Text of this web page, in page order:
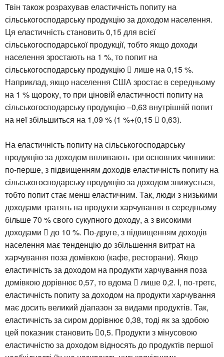
Твін також розрахував еластичність попиту на
сільськогосподарську продукцію за доходом населення.
Ця еластичність становить 0,15 для всієї
сільськогосподарської продукції, тобто якщо доходи
населення зростають на 1 %, то попит на
сільськогосподарську продукцію  лише на 0,15 %.
Наприклад, якщо населення США зростає в середньому
на 1 % щороку, то при ціновій еластичності попиту на
сільськогосподарську продукцію –0,63 внутрішній попит
на неї збільшиться на 1,09 % (1 %+(0,15  0,63).
На еластичність попиту на сільськогосподарську
продукцію за доходом впливають три основних чинники:
по-перше, з підвищенням доходів еластичність попиту на
сільськогосподарську продукцію за доходом знижується,
тобто попит стає менш еластичним. Так, люди з низькими
доходами тратять на продукти харчування в середньому
більше 70 % свого сукупного доходу, а з високими
доходами  до 10 %. По-друге, з підвищенням доходів
населення має тенденцію до збільшення витрат на
харчування поза домівкою (кафе, ресторани). Якщо
еластичність за доходом на продукти харчування поза
домівкою дорівнює 0,57, то вдома  лише 0,2. І, по-третє,
еластичність попиту за доходом на продукти харчування
має досить великий діапазон за видами продуктів. Так,
еластичність за сиром дорівнює 0,38, тоді як за здобою
цей показник становить 0,5. Продукти з мінусовою
еластичністю за доходом відносять до продуктів першої